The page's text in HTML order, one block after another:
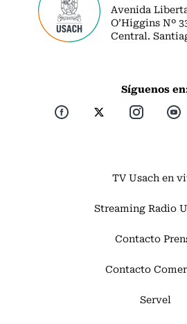
Avenida
O’Higgins Nº
Central.
Síguenos
TV Usach en
Streaming Radio
Contacto
Contacto
Servel